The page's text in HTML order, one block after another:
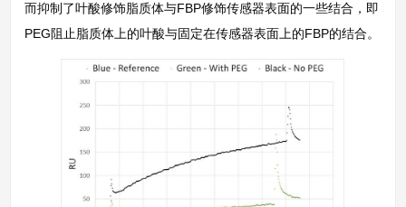
而抑制了叶酸修饰脂质体与FBP修饰传感器表面的一些结合，即
PEG阻止脂质体上的叶酸与固定在传感器表面上的FBP的结合。